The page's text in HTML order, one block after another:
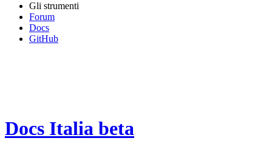
Gli strumenti
Forum
Docs
GitHub
Docs Italia beta